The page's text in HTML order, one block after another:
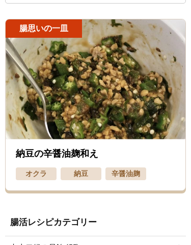
腸思いの一皿
納豆の辛醤油麹和え
オクラ 納豆 辛醤油麹
腸活レシピカテゴリー